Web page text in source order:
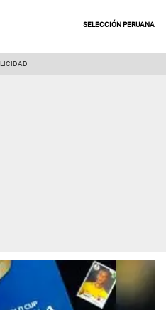
Selección Peruana